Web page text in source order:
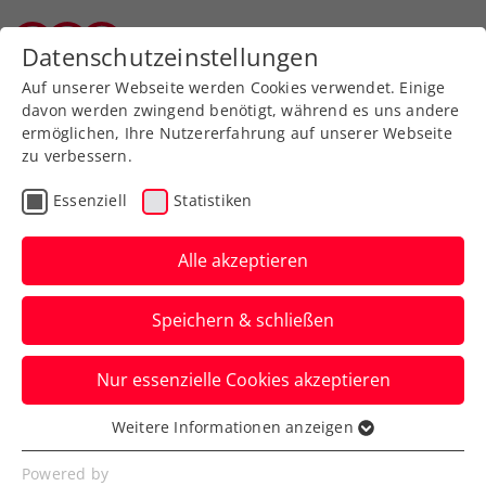
Aktuelle News
News filtern
Datenschutzeinstellungen
Auf unserer Webseite werden Cookies verwendet. Einige
davon werden zwingend benötigt, während es uns andere
ermöglichen, Ihre Nutzererfahrung auf unserer Webseite
zu verbessern.
Essenziell Statistiken
Alle akzeptieren
Speichern & schließen
Nur essenzielle Cookies akzeptieren
Essenziell
Essenzielle Cookies werden für grundlegende
Weitere Informationen anzeigen
Powered by